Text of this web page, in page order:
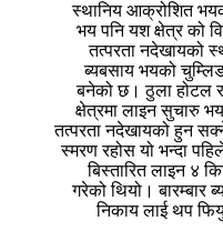
स्थानिय आक्रोशित
भय पनि यश क्षेत्र को
तत्परता नदेखायको
ब्यबसाय भयको
बनेको छ। ठुला होटल र
क्षेत्रमा लाइन सुचारु
तत्परता नदेखायको हुन
स्मरण रहोस यो भन्दा
बिस्तारित लाइन ४
गरेको थियो। बारम्बार
निकाय लाई थप